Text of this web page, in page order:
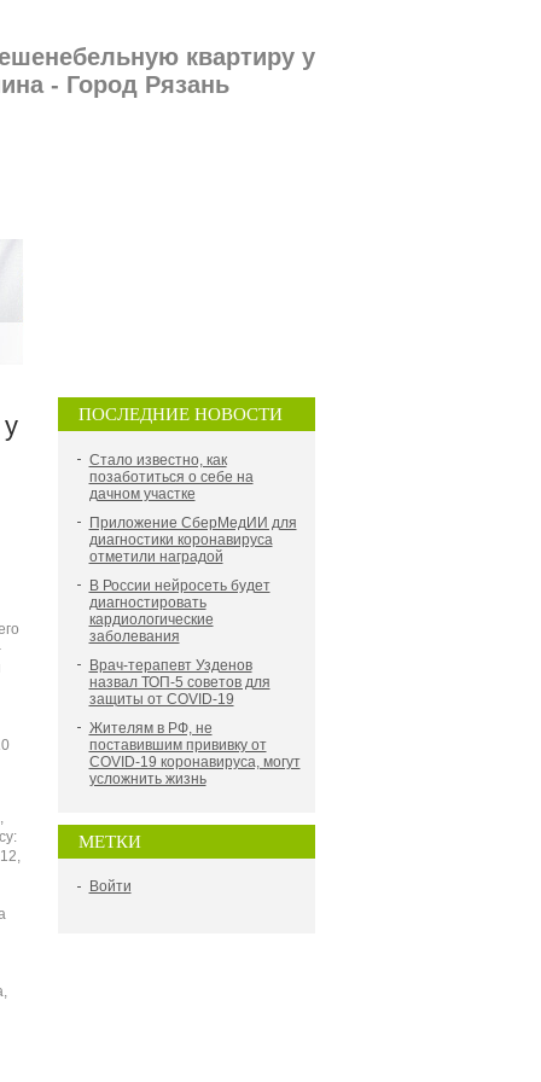
квартиру у
- Город Рязань
ПОСЛЕДНИЕ НОВОСТИ
Стало известно, как
позаботиться о себе на
дачном участке
Приложение СберМедИИ для
диагностики коронавируса
отметили наградой
В России нейросеть будет
диагностировать
кардиологические
заболевания
Врач-терапевт Узденов
назвал ТОП-5 советов для
защиты от COVID-19
Жителям в РФ, не
поставившим прививку от
COVID-19 коронавируса, могут
усложнить жизнь
МЕТКИ
Войти